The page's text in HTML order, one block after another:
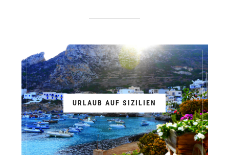
URLAUB AUF SIZILIEN